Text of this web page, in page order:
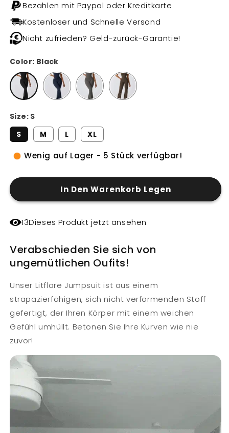
Bezahlen mit Paypal oder Kreditkarte
Kostenloser und Schnelle Versand
Nicht zufrieden? Geld-zurück-Garantie!
Color: Black
Size: S
S
M L XL
Wenig auf Lager - 5 Stück verfügbar!
In Den Warenkorb Legen
13Dieses Produkt jetzt ansehen
Verabschieden Sie sich von
ungemütlichen Oufits!
Unser Litflare Jumpsuit ist aus einem
strapazierfähigen, sich nicht verformenden Stoff
gefertigt, der Ihren Körper mit einem weichen
Gefühl umhüllt. Betonen Sie Ihre Kurven wie nie
zuvor!